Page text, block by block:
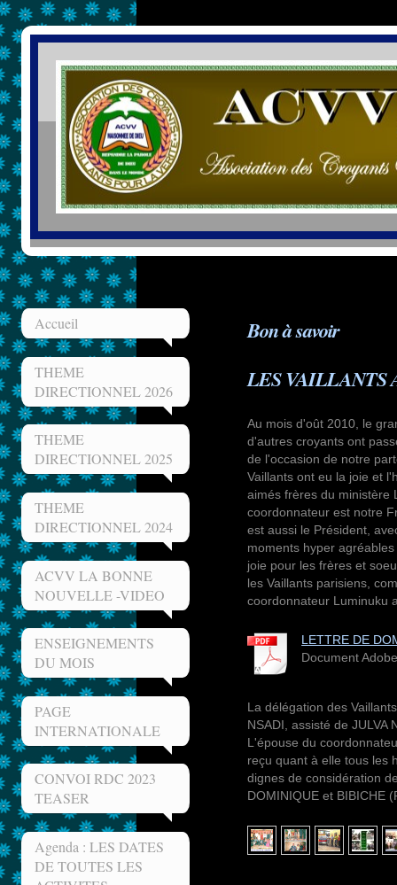
Accueil
THEME
DIRECTIONNEL 2026
THEME
DIRECTIONNEL 2025
THEME
DIRECTIONNEL 2024
ACVV LA BONNE
NOUVELLE -VIDEO
ENSEIGNEMENTS
DU MOIS
PAGE
INTERNATIONALE
CONVOI RDC 2023
TEASER
Agenda : LES DATES
DE TOUTES LES
Bon à savoir
LES VAILLANTS
Au mois d'oût 2010, le
d'autres croyants ont
de l'occasion de notre
Vaillants ont eu la joie et
aimés frères du ministère
coordonnateur est notre
est aussi le Président,
moments hyper
joie pour les frères et
les Vaillants parisiens,
coordonnateur Luminuku
LETTRE DE
Document
La délégation des
NSADI, assisté de JULVA
L'épouse du
reçu quant à elle tous les
dignes de considération
DOMINIQUE et BIBICHE